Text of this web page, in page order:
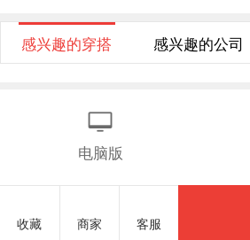
感兴趣的穿搭 感兴趣的公司
电脑版
收藏 商家 客服